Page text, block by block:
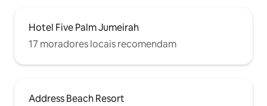
Hotel Five Palm Jumeirah
17 moradores locais recomendam
Address Beach Resort